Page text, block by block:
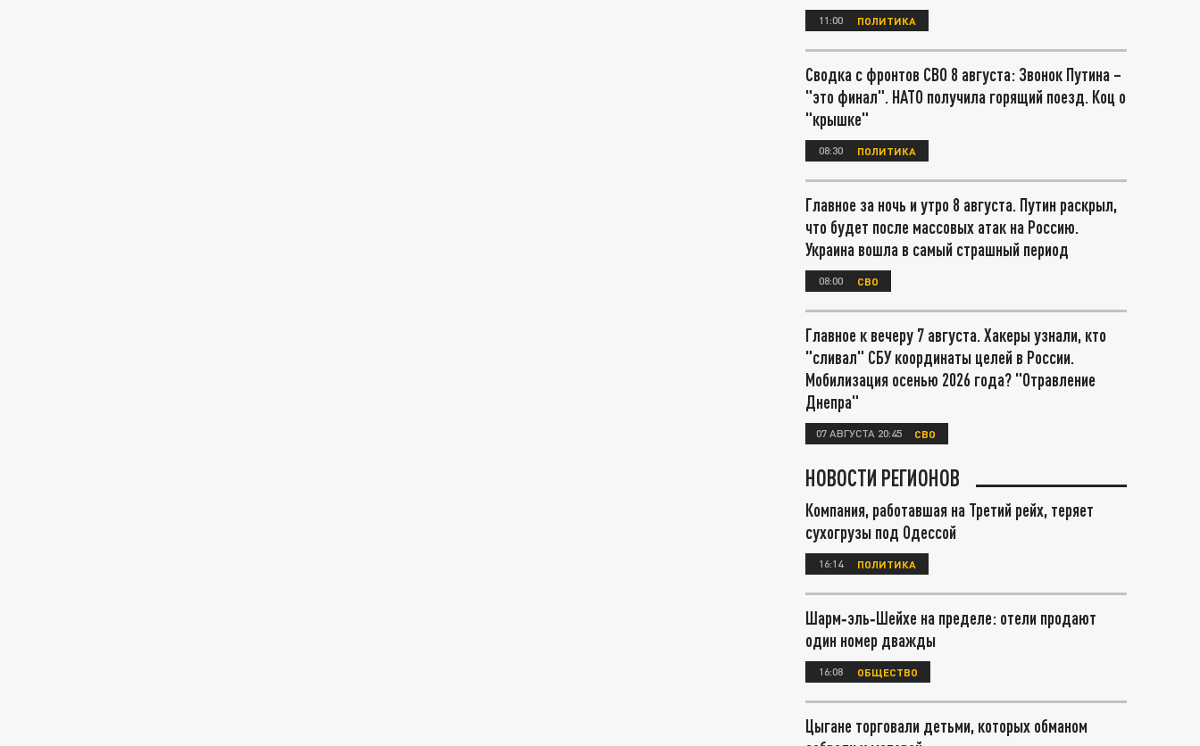
11:00 ПОЛИТИКА
Сводка с фронтов СВО 8 августа: Звонок Путина –
"это финал". НАТО получила горящий поезд. Коц о
"крышке"
08:30 ПОЛИТИКА
Главное за ночь и утро 8 августа. Путин раскрыл,
что будет после массовых атак на Россию.
Украина вошла в самый страшный период
08:00 СВО
Главное к вечеру 7 августа. Хакеры узнали, кто
"сливал" СБУ координаты целей в России.
Мобилизация осенью 2026 года? "Отравление
Днепра"
07 АВГУСТА 20:45 СВО
НОВОСТИ РЕГИОНОВ
Компания, работавшая на Третий рейх, теряет
сухогрузы под Одессой
16:14 ПОЛИТИКА
Шарм‑эль‑Шейхе на пределе: отели продают
один номер дважды
16:08 ОБЩЕСТВО
Цыгане торговали детьми, которых обманом